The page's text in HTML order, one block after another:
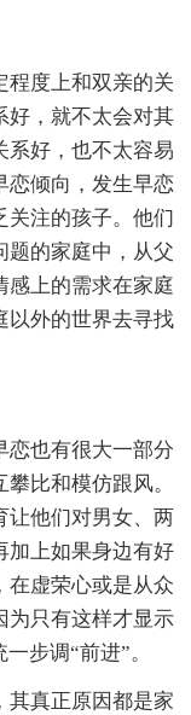
度上和双亲的关
好，就不太会对其
系好，也不太容易
恋倾向，发生早恋
注的孩子。他们
题的家庭中，从父
感上的需求在家庭
以外的世界去寻找
也有很大一部分
比和模仿跟风。
让他们对男女、两
加上如果身边有好
在虚荣心或是从众
为只有这样才显示
步调“前进”。
真正原因都是家